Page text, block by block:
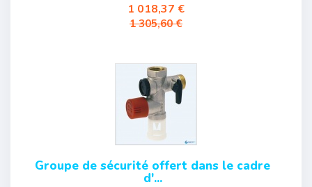
1 018,37 €
1 305,60 €
Groupe de sécurité offert dans le cadre
d'...